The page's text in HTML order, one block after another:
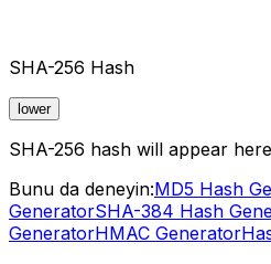
SHA-256 Hash
lower
SHA-256 hash will appear
Bunu da deneyin:MD5 Hash
GeneratorSHA-384 Hash
GeneratorHMAC Generator